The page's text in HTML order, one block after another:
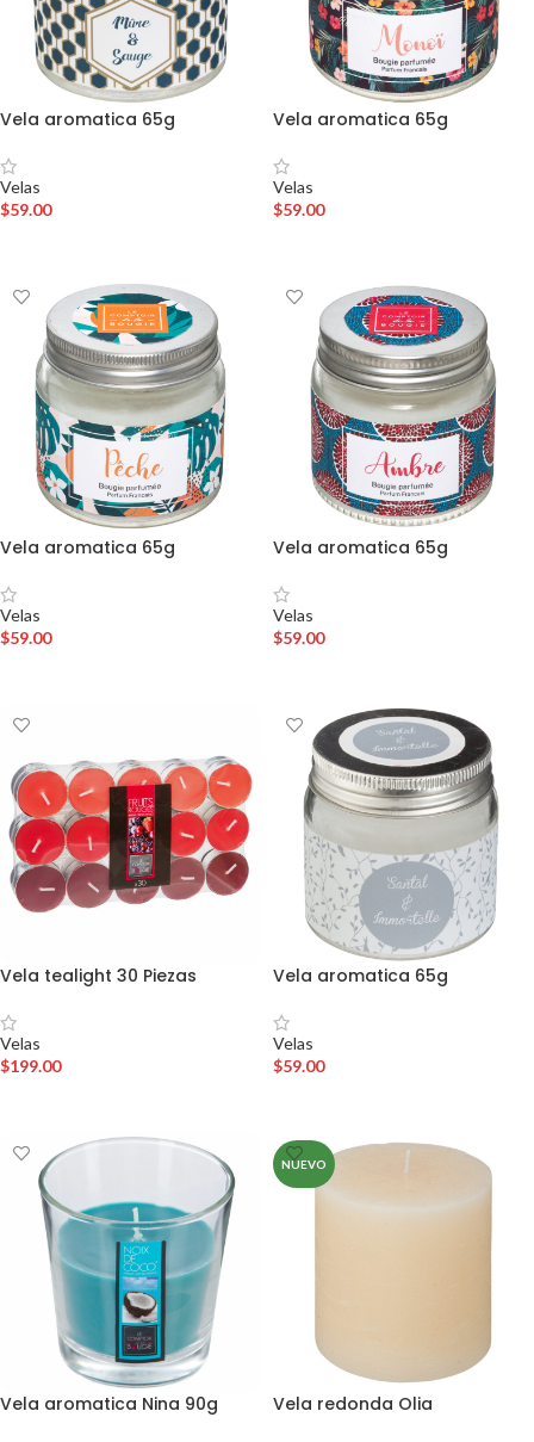
Vela aromatica 65g
Velas
$59.00
Vela aromatica 65g
Velas
$59.00
Vela aromatica 65g
Velas
$59.00
Vela aromatica 65g
Velas
$59.00
Vela tealight 30 Piezas
Velas
$199.00
Vela aromatica 65g
Velas
$59.00
Vela aromatica Nina 90g
NUEVO
Vela redonda Olia